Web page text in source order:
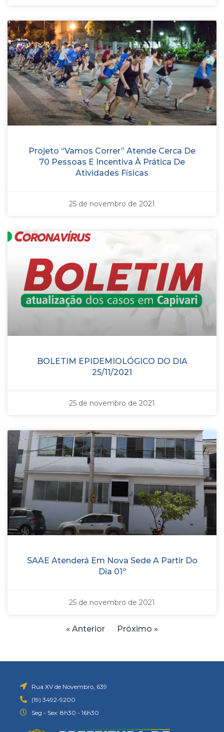
Projeto “Vamos Correr” Atende Cerca De
70 Pessoas E Incentiva À Prática De
Atividades Físicas
25 de novembro de 2021
BOLETIM EPIDEMIOLÓGICO DO DIA
25/11/2021
25 de novembro de 2021
SAAE Atenderá Em Nova Sede A Partir Do
Dia 01º
25 de novembro de 2021
« Anterior Próximo »
Rua XV de Novembro, 639
(19) 3492-9200
Seg - Sex: 8h30 - 16h30